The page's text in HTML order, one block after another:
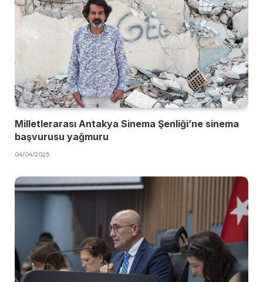
Milletlerarası Antakya Sinema Şenliği’ne sinema
başvurusu yağmuru
04/04/2025